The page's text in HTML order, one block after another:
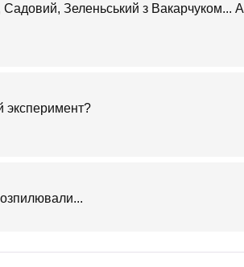
Зеленьський з Вакарчуком... А
эксперимент?